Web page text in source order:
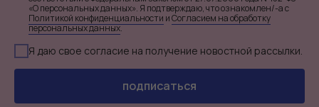
«О персональных данных». Я подтверждаю, что ознакомлен/-а с
Политикой конфиденциальности иСогласием на обработку
персональных данных.
Я даю свое согласие на получение новостной рассылки.
подписаться